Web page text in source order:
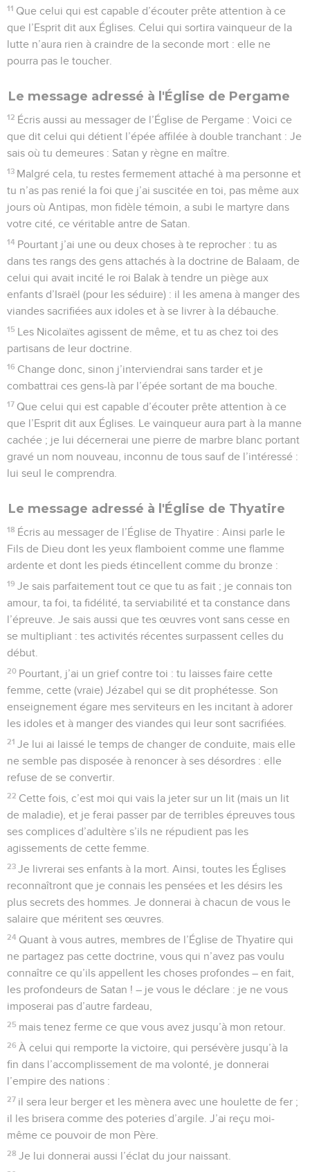
11 Que celui qui est capable d’écouter prête attention à ce
que l’Esprit dit aux Églises. Celui qui sortira vainqueur de la
lutte n’aura rien à craindre de la seconde mort : elle ne
pourra pas le toucher.
Le message adressé à l'Église de Pergame
12 Écris aussi au messager de l’Église de Pergame : Voici ce
que dit celui qui détient l’épée affilée à double tranchant : Je
sais où tu demeures : Satan y règne en maître.
13 Malgré cela, tu restes fermement attaché à ma personne et
tu n’as pas renié la foi que j’ai suscitée en toi, pas même aux
jours où Antipas, mon fidèle témoin, a subi le martyre dans
votre cité, ce véritable antre de Satan.
14 Pourtant j’ai une ou deux choses à te reprocher : tu as
dans tes rangs des gens attachés à la doctrine de Balaam, de
celui qui avait incité le roi Balak à tendre un piège aux
enfants d’Israël (pour les séduire) : il les amena à manger des
viandes sacrifiées aux idoles et à se livrer à la débauche.
15 Les Nicolaïtes agissent de même, et tu as chez toi des
partisans de leur doctrine.
16 Change donc, sinon j’interviendrai sans tarder et je
combattrai ces gens-là par l’épée sortant de ma bouche.
17 Que celui qui est capable d’écouter prête attention à ce
que l’Esprit dit aux Églises. Le vainqueur aura part à la manne
cachée ; je lui décernerai une pierre de marbre blanc portant
gravé un nom nouveau, inconnu de tous sauf de l’intéressé :
lui seul le comprendra.
Le message adressé à l'Église de Thyatire
18 Écris au messager de l’Église de Thyatire : Ainsi parle le
Fils de Dieu dont les yeux flamboient comme une flamme
ardente et dont les pieds étincellent comme du bronze :
19 Je sais parfaitement tout ce que tu as fait ; je connais ton
amour, ta foi, ta fidélité, ta serviabilité et ta constance dans
l’épreuve. Je sais aussi que tes œuvres vont sans cesse en
se multipliant : tes activités récentes surpassent celles du
début.
20 Pourtant, j’ai un grief contre toi : tu laisses faire cette
femme, cette (vraie) Jézabel qui se dit prophétesse. Son
enseignement égare mes serviteurs en les incitant à adorer
les idoles et à manger des viandes qui leur sont sacrifiées.
21 Je lui ai laissé le temps de changer de conduite, mais elle
ne semble pas disposée à renoncer à ses désordres : elle
refuse de se convertir.
22 Cette fois, c’est moi qui vais la jeter sur un lit (mais un lit
de maladie), et je ferai passer par de terribles épreuves tous
ses complices d’adultère s’ils ne répudient pas les
agissements de cette femme.
23 Je livrerai ses enfants à la mort. Ainsi, toutes les Églises
reconnaîtront que je connais les pensées et les désirs les
plus secrets des hommes. Je donnerai à chacun de vous le
salaire que méritent ses œuvres.
24 Quant à vous autres, membres de l’Église de Thyatire qui
ne partagez pas cette doctrine, vous qui n’avez pas voulu
connaître ce qu’ils appellent les choses profondes – en fait,
les profondeurs de Satan ! – je vous le déclare : je ne vous
imposerai pas d’autre fardeau,
25 mais tenez ferme ce que vous avez jusqu’à mon retour.
26 À celui qui remporte la victoire, qui persévère jusqu’à la
fin dans l’accomplissement de ma volonté, je donnerai
l’empire des nations :
27 il sera leur berger et les mènera avec une houlette de fer ;
il les brisera comme des poteries d’argile. J’ai reçu moi-
même ce pouvoir de mon Père.
28 Je lui donnerai aussi l’éclat du jour naissant.